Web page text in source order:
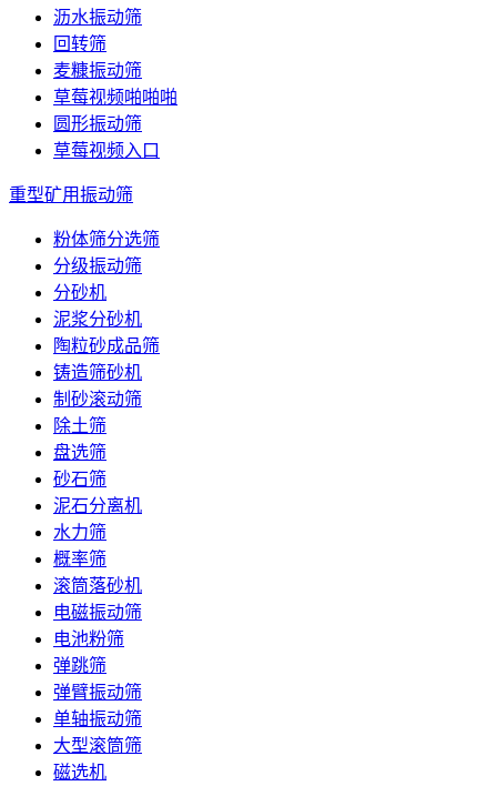
沥水振动筛
回转筛
麦糠振动筛
草莓视频啪啪啪
圆形振动筛
草莓视频入口
重型矿用振动筛
粉体筛分选筛
分级振动筛
分砂机
泥浆分砂机
陶粒砂成品筛
铸造筛砂机
制砂滚动筛
除土筛
盘选筛
砂石筛
泥石分离机
水力筛
概率筛
滚筒落砂机
电磁振动筛
电池粉筛
弹跳筛
弹臂振动筛
单轴振动筛
大型滚筒筛
磁选机